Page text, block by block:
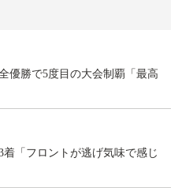
優勝で5度目の大会制覇「最高
着「フロントが逃げ気味で感じ